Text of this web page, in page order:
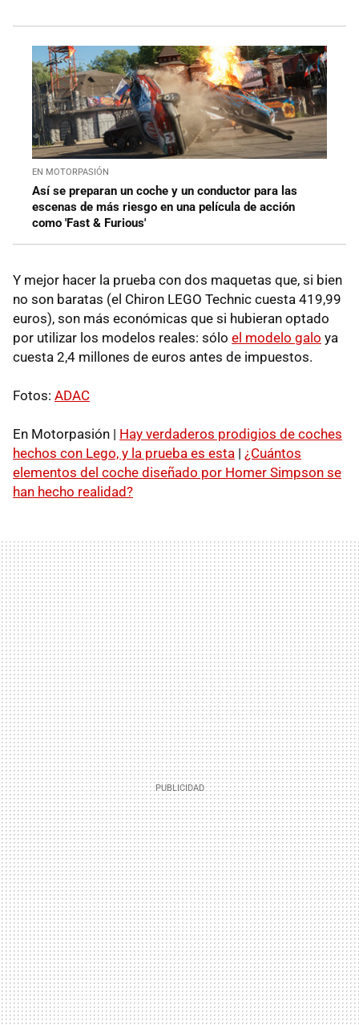
EN MOTORPASIÓN
Así se preparan un coche y un conductor para las
escenas de más riesgo en una película de acción
como 'Fast & Furious'
Y mejor hacer la prueba con dos maquetas que, si bien
no son baratas (el Chiron LEGO Technic cuesta 419,99
euros), son más económicas que si hubieran optado
por utilizar los modelos reales: sólo el modelo galo ya
cuesta 2,4 millones de euros antes de impuestos.
Fotos: ADAC
En Motorpasión | Hay verdaderos prodigios de coches
hechos con Lego, y la prueba es esta | ¿Cuántos
elementos del coche diseñado por Homer Simpson se
han hecho realidad?